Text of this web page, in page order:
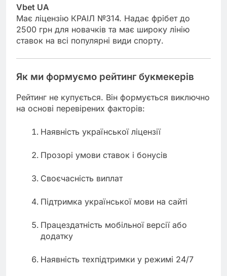
Vbet UA
Має ліцензію КРАІЛ №314. Надає фрібет до
2500 грн для новачків та має широку лінію
ставок на всі популярні види спорту.
Як ми формуємо рейтинг букмекерів
Рейтинг не купується. Він формується виключно
на основі перевірених факторів:
Наявність української ліцензії
Прозорі умови ставок і бонусів
Своєчасність виплат
Підтримка української мови на сайті
Працездатність мобільної версії або
додатку
Наявність техпідтримки у режимі 24/7